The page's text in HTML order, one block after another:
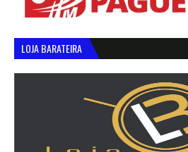
LOJA BARATEIRA